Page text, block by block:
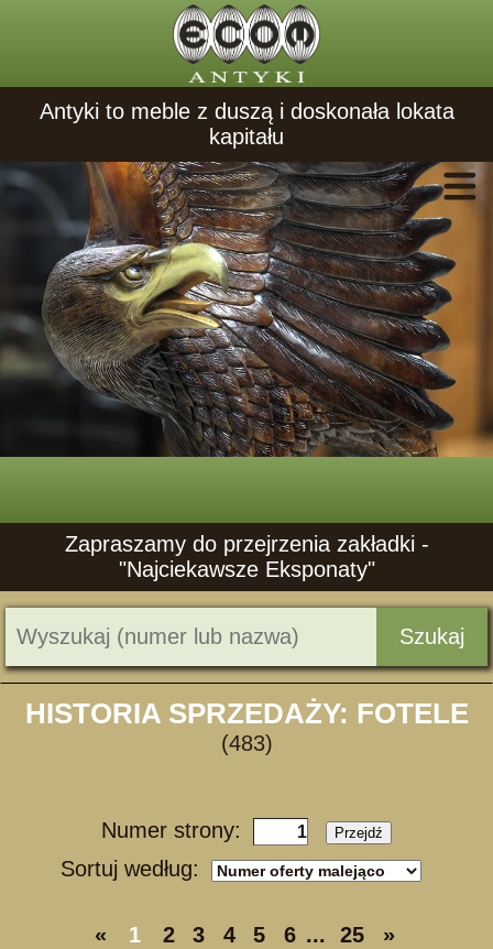
Antyki to meble z duszą i doskonała lokata
kapitału
Zapraszamy do przejrzenia zakładki -
"Najciekawsze Eksponaty"
Szukaj
HISTORIA SPRZEDAŻY: FOTELE
(483)
Numer strony: Przejdź
Sortuj według:
« 1 2 3 4 5 6 ... 25 »